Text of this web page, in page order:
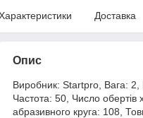
Доставка
Опис
Виробник: Startpro, Вага: 2,
Частота: 50, Число обертів
абразивного круга: 108,